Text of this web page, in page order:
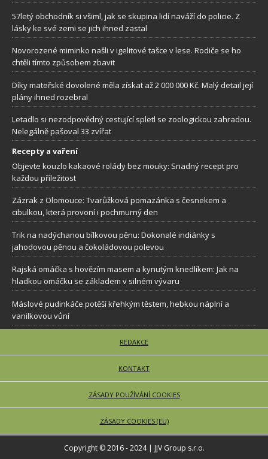
57letý obchodník si všiml, jak se skupina lidí naváží do policie. Z
lásky ke své zemi se jich ihned zastal
Novorozené miminko našli v igelitové tašce v lese. Rodiče se ho
chtěli tímto způsobem zbavit
Díky mateřské dovolené měla získat až 2 000 000 Kč. Malý detail její
plány ihned rozebral
Letadlo si nezodpovědný cestující spletl se zoologickou zahradou.
Nelegálně pašoval 33 zvířat
Recepty a vaření
Objevte kouzlo kakaové rolády bez mouky: Snadný recept pro
každou příležitost
Zázrak z Olomouce: Tvarůžková pomazánka s česnekem a
cibulkou, která provoní i pochmurný den
Trik na nadýchanou bílkovou pěnu: Dokonalé indiánky s
jahodovou pěnou a čokoládovou polevou
Rajská omáčka s hovězím masem a kynutým knedlíkem: Jak na
hladkou omáčku se základem v silném vývaru
Máslové pudinkáče potěší křehkým těstem, hebkou náplní a
vanilkovou vůní
REDAKCE
KONTAKT
ZÁSADY POUŽÍVÁNÍ COOKIES
ZÁSADY COOKIES (EU)
Copyright © 2016 - 2024 | JJV Group s.r.o.